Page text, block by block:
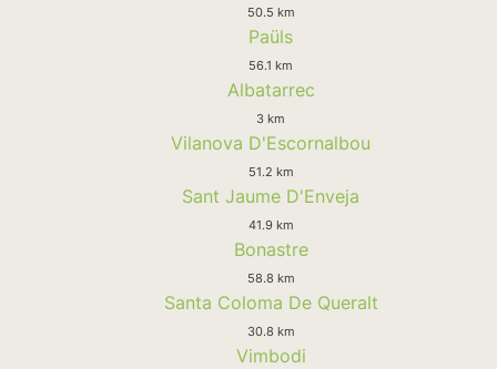
50.5 km
Paüls
56.1 km
Albatarrec
3 km
Vilanova D'Escornalbou
51.2 km
Sant Jaume D'Enveja
41.9 km
Bonastre
58.8 km
Santa Coloma De Queralt
30.8 km
Vimbodi